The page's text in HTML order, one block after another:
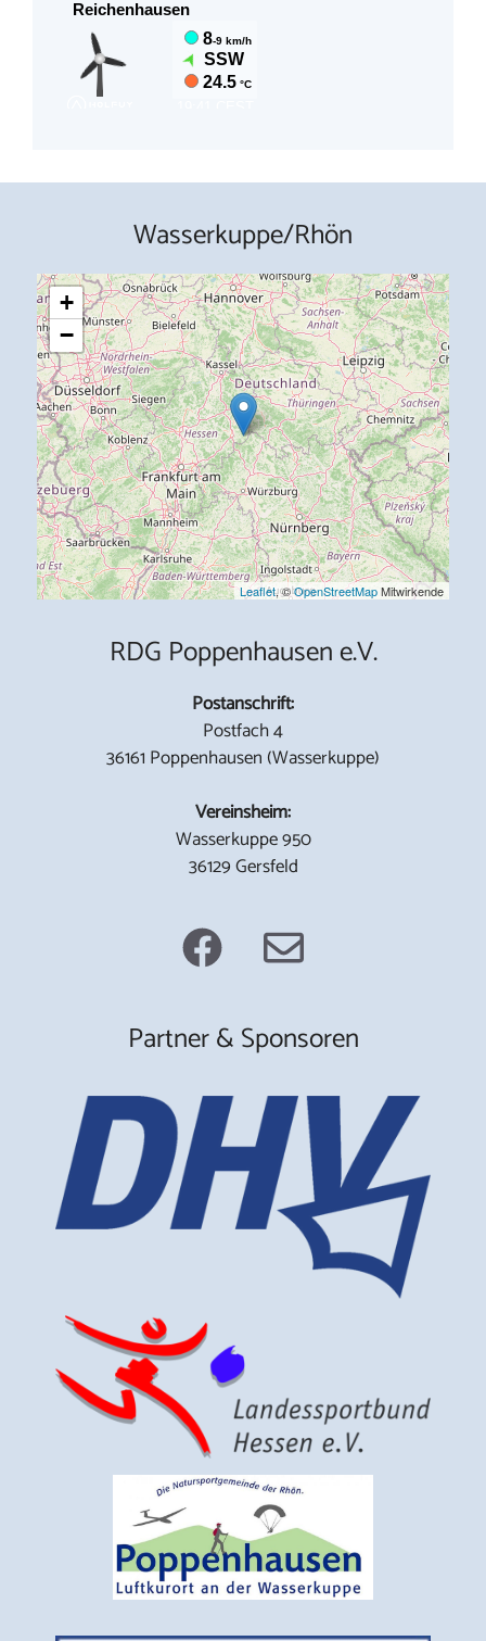
Wasserkuppe/Rhön
+
−
Leaflet, ©OpenStreetMapMitwirkende
RDG Poppenhausen e.V.
Postanschrift:
Postfach 4
36161 Poppenhausen (Wasserkuppe)
Vereinsheim:
Wasserkuppe 950
36129 Gersfeld
Partner & Sponsoren